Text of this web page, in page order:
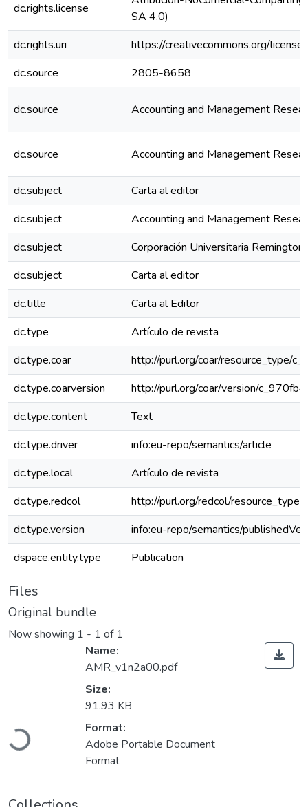
dc.rights.license
SA 4.0)
dc.rights.uri
https://creativecommons.org/
dc.source
2805-8658
dc.source Accounting and Management
dc.source Accounting and Management
dc.subject
Carta al editor
dc.subject
Accounting and Management
dc.subject
Corporación Universitaria Remington
dc.subject
Carta al editor
dc.title
Carta al Editor
dc.type
Artículo de revista
dc.type.coar
http://purl.org/coar/resource_type/
dc.type.coarversion
http://purl.org/coar/version/
dc.type.content
Text
dc.type.driver
info:eu-repo/semantics/article
dc.type.local
Artículo de revista
dc.type.redcol
http://purl.org/redcol/resource_type/
dc.type.version
info:eu-repo/semantics/
dspace.entity.type
Publication
Files
Original bundle
Now showing 1 - 1 of 1
Loading...
Name:
AMR_v1n2a00.pdf
Size:
91.93 KB
Format:
Adobe Portable Document
Format